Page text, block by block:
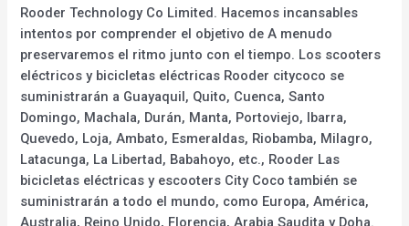
Rooder Technology Co Limited. Hacemos incansables
intentos por comprender el objetivo de A menudo
preservaremos el ritmo junto con el tiempo. Los scooters
eléctricos y bicicletas eléctricas Rooder citycoco se
suministrarán a Guayaquil, Quito, Cuenca, Santo
Domingo, Machala, Durán, Manta, Portoviejo, Ibarra,
Quevedo, Loja, Ambato, Esmeraldas, Riobamba, Milagro,
Latacunga, La Libertad, Babahoyo, etc., Rooder Las
bicicletas eléctricas y escooters City Coco también se
suministrarán a todo el mundo, como Europa, América,
Australia, Reino Unido, Florencia, Arabia Saudita y Doha.